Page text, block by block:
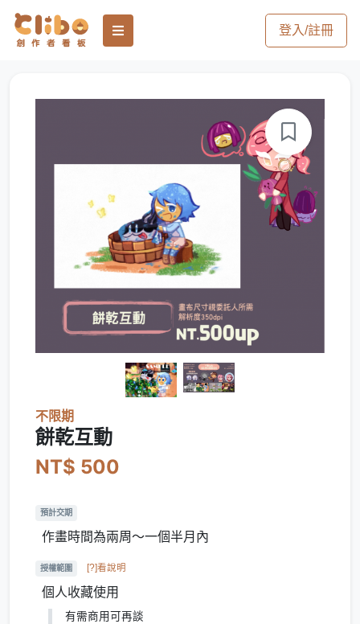
登入/註冊
不限期
餅乾互動
NT$ 500
預計交期
作畫時間為兩周～一個半月內
授權範圍 [?]看說明
個人收藏使用
有需商用可再談